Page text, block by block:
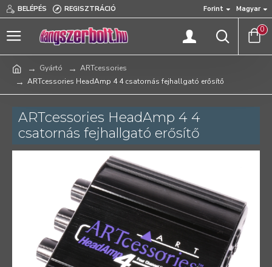
BELÉPÉS REGISZTRÁCIÓ Forint Magyar
0
Gyártó
ARTcessories
ARTcessories HeadAmp 4 4 csatornás fejhallgató erősítő
ARTcessories HeadAmp 4 4
csatornás fejhallgató erősítő